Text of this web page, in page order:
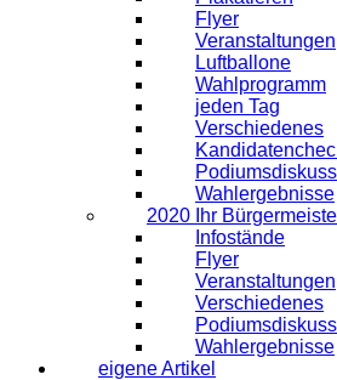
Flyer
Veranstaltungen
Luftballone
Wahlprogramm
jeden Tag
Verschiedenes
Wahlergebnisse
2020 Ihr
Infostände
Flyer
Veranstaltungen
Verschiedenes
Wahlergebnisse
eigene Artikel